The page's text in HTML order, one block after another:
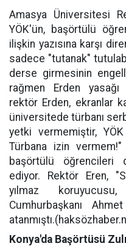
Amasya Üniversitesi
YÖK'ün, başörtülü
ilişkin yazısına karşı
sadece "tutanak"
derse girmesinin
rağmen Erden yasağı
rektör Erden, ekranlar
üniversitede türbanı
yetki vermemiştir,
Türbana izin
başörtülü öğrencileri
ediyor. Rektör Eren,
yılmaz
Cumhurbaşkanı
Konya'da Başörtüsü